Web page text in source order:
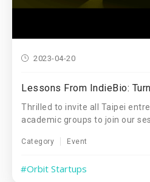
2023-04-20
Thrilled to invite all Taipei
academic groups to join our
Category Event
#Orbit Startups